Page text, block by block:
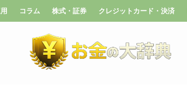
コラム 株式・証券 クレジットカード・決済